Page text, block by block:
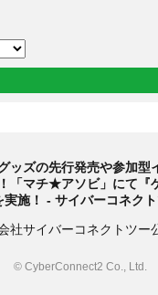
ッズの先行発売や参加型
「マチ★アソビ」にて『
実施！ - サイバーコネク
社サイバーコネクトツー
© CyberConnect2 Co., Ltd.